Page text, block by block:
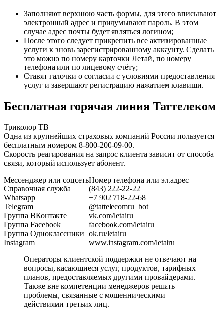
Заполняют верхнюю часть формы, для этого вписывают
электронный адрес и придумывают пароль. В этом
случае адрес почты будет являться логином;
После этого следует прикрепить все активированные
услуги к вновь зарегистрированному аккаунту. Сделать
это можно по номеру карточки Летай, по номеру
телефона или по лицевому счёту;
Ставят галочки о согласии с условиями предоставления
услуг и завершают регистрацию нажатием клавиши.
Бесплатная горячая линия Таттелеком
Триколор ТВ
Одна из крупнейших страховых компаний России пользуется
бесплатным номером 8-800-200-09-00.
Скорость реагирования на запрос клиента зависит от способа
связи, который использует абонент.
Мессенджер или соцсетьНомер телефона или эл.адрес
Справочная служба
(843) 222-22-22
Whatsapp
+7 902 718-22-68
Telegram
@tattelecomru_bot
Группа ВКонтакте
vk.com/letairu
Группа Facebook
facebook.com/letairu
Группа Одноклассники ok.ru/letairu
Instagram
www.instagram.com/letairu
Операторы клиентской поддержки не отвечают на
вопросы, касающиеся услуг, продуктов, тарифных
планов, предоставляемых другими провайдерами.
Также вне компетенции менеджеров решать
проблемы, связанные с мошенническими
действиями третьих лиц.